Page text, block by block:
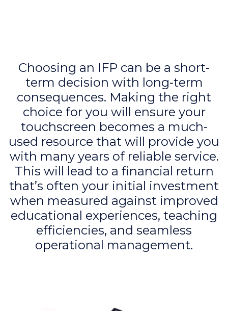
Choosing an IFP can be a short-
term decision with long-term
consequences. Making the right
choice for you will ensure your
touchscreen becomes a much-
used resource that will provide you
with many years of reliable service.
This will lead to a financial return
that’s often your initial investment
when measured against improved
educational experiences, teaching
efficiencies, and seamless
operational management.